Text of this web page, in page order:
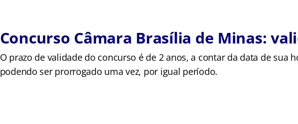
Concurso Câmara Brasília de Minas:
O prazo de validade do concurso é de 2 anos, a contar da data de sua
podendo ser prorrogado uma vez, por igual período.